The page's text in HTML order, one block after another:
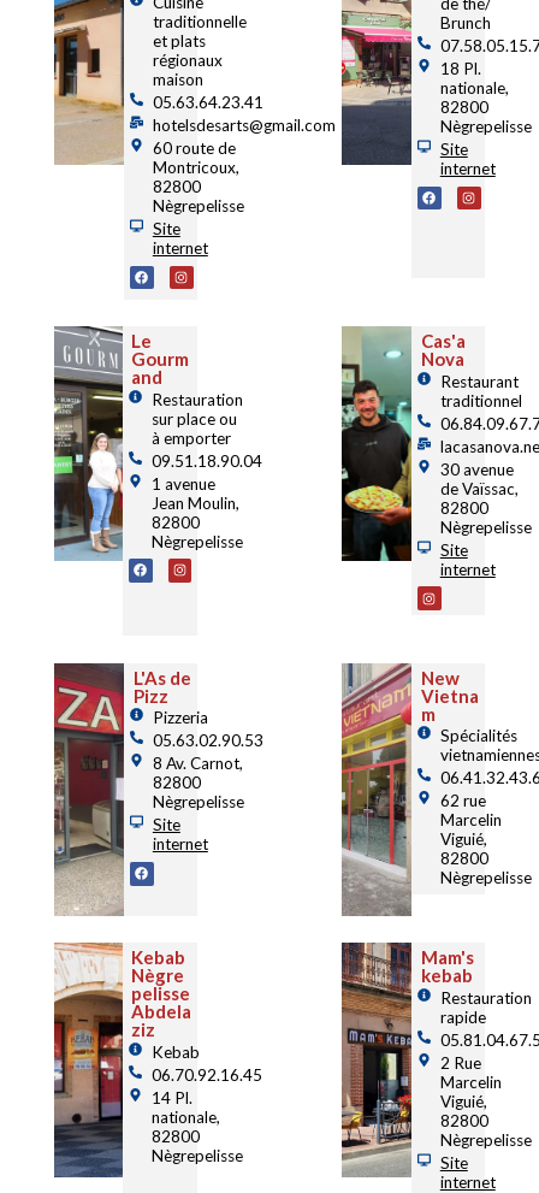
traditionnelle
et plats
régionaux
maison
05.63.64.23.41
hotelsdesarts@gmail.com
60 route de
Montricoux,
82800
Nègrepelisse
Site
internet
Brunch
18 Pl.
nationale,
82800
Nègrepelisse
Site
internet
Le
Gourm
and
Restauration
sur place ou
à emporter
09.51.18.90.04
1 avenue
Jean Moulin,
82800
Nègrepelisse
Cas'a
Nova
Restaurant
traditionnel
30 avenue
de Vaïssac,
82800
Nègrepelisse
Site
internet
L'As de
Pizz
Pizzeria
05.63.02.90.53
8 Av. Carnot,
82800
Nègrepelisse
Site
internet
New
Vietna
m
Spécialités
62 rue
Marcelin
Viguié,
82800
Nègrepelisse
Kebab
Nègre
pelisse
Abdela
ziz
Kebab
06.70.92.16.45
14 Pl.
nationale,
82800
Nègrepelisse
Mam's
kebab
Restauration
rapide
2 Rue
Marcelin
Viguié,
82800
Nègrepelisse
Site
internet